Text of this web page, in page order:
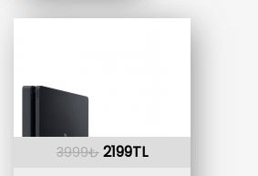
3999₺ 2199TL